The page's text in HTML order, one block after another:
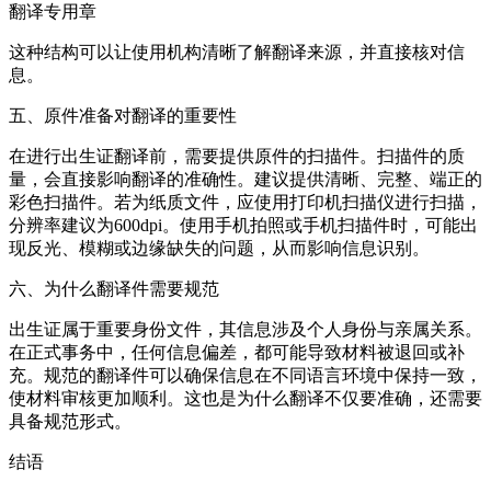
翻译专用章
这种结构可以让使用机构清晰了解翻译来源，并直接核对信
息。
五、原件准备对翻译的重要性
在进行出生证翻译前，需要提供原件的扫描件。扫描件的质
量，会直接影响翻译的准确性。建议提供清晰、完整、端正的
彩色扫描件。若为纸质文件，应使用打印机扫描仪进行扫描，
分辨率建议为600dpi。使用手机拍照或手机扫描件时，可能出
现反光、模糊或边缘缺失的问题，从而影响信息识别。
六、为什么翻译件需要规范
出生证属于重要身份文件，其信息涉及个人身份与亲属关系。
在正式事务中，任何信息偏差，都可能导致材料被退回或补
充。规范的翻译件可以确保信息在不同语言环境中保持一致，
使材料审核更加顺利。这也是为什么翻译不仅要准确，还需要
具备规范形式。
结语